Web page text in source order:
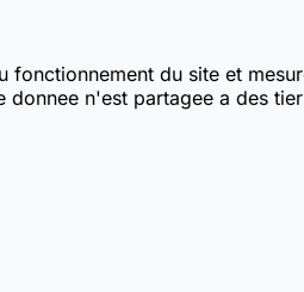
fonctionnement du site et
n'est partagee a des